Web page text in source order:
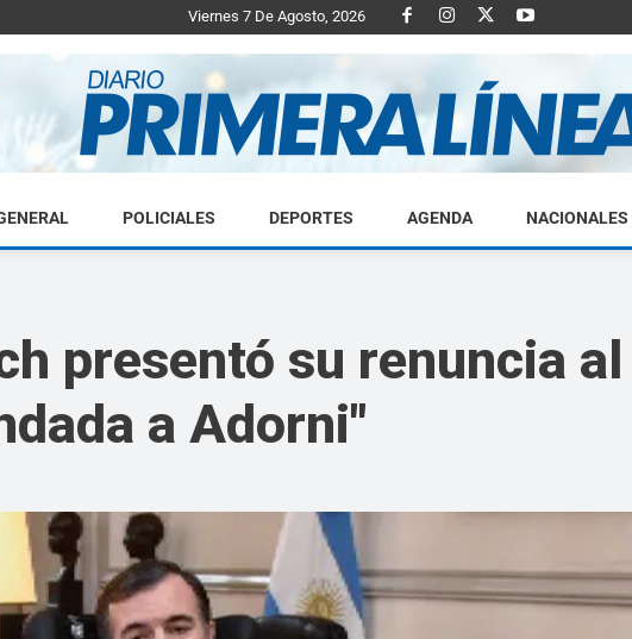
Viernes 7 De Agosto, 2026
Diario
Primera
POLICIALES DEPORTES AGENDA NACIONALES
presentó su renuncia
a Adorni"